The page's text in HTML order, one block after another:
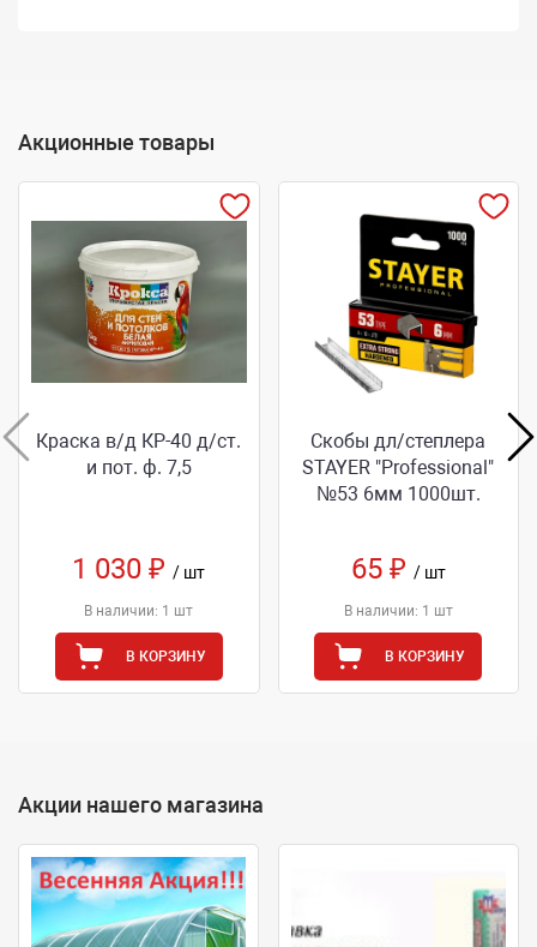
Акционные товары
Краска в/д КР-40 д/ст.
и пот. ф. 7,5
1 030 ₽/ шт
В наличии: 1 шт
В КОРЗИНУ
Скобы дл/степлера
STAYER "Professional"
№53 6мм 1000шт.
65 ₽ / шт
В наличии: 1 шт
В КОРЗИНУ
Акции нашего магазина